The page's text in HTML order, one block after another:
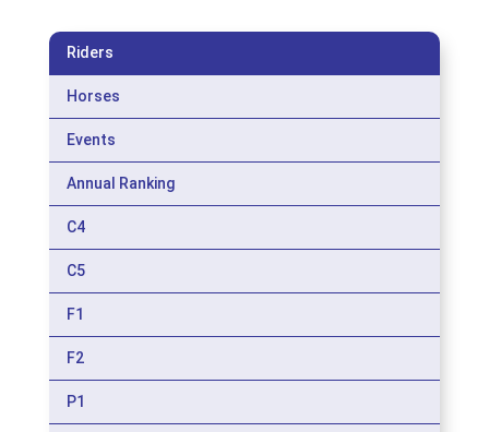
Riders
Horses
Events
Annual Ranking
C4
C5
F1
F2
P1